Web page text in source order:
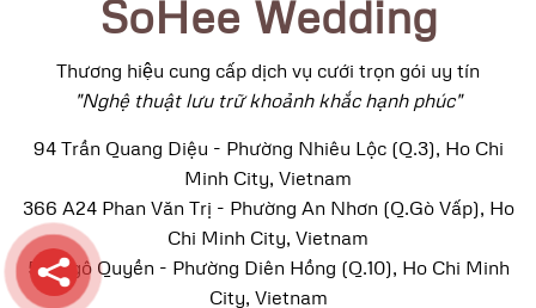
SoHee Wedding
Thương hiệu cung cấp dịch vụ cưới trọn gói uy tín
"Nghệ thuật lưu trữ khoảnh khắc hạnh phúc"
94 Trần Quang Diệu - Phường Nhiêu Lộc (Q.3), Ho Chi
Minh City, Vietnam
366 A24 Phan Văn Trị - Phường An Nhơn (Q.Gò Vấp), Ho
Chi Minh City, Vietnam
52 Ngô Quyền - Phường Diên Hồng (Q.10), Ho Chi Minh
City, Vietnam